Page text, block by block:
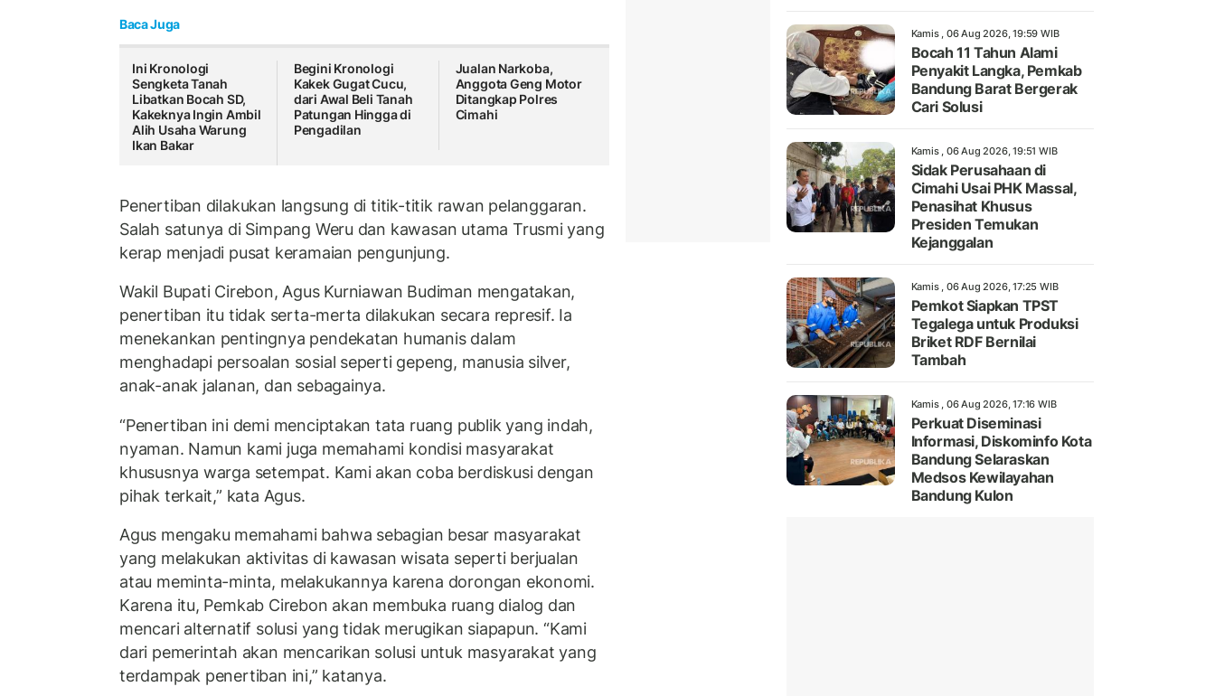
Baca Juga
Ini Kronologi
Sengketa Tanah
Libatkan Bocah SD,
Kakeknya Ingin Ambil
Alih Usaha Warung
Ikan Bakar
Begini Kronologi
Kakek Gugat Cucu,
dari Awal Beli Tanah
Patungan Hingga di
Pengadilan
Jualan Narkoba,
Anggota Geng Motor
Ditangkap Polres
Cimahi
Penertiban dilakukan langsung di titik-titik rawan pelanggaran.
Salah satunya di Simpang Weru dan kawasan utama Trusmi yang
kerap menjadi pusat keramaian pengunjung.
Wakil Bupati Cirebon, Agus Kurniawan Budiman mengatakan,
penertiban itu tidak serta-merta dilakukan secara represif. Ia
menekankan pentingnya pendekatan humanis dalam
menghadapi persoalan sosial seperti gepeng, manusia silver,
anak-anak jalanan, dan sebagainya.
“Penertiban ini demi menciptakan tata ruang publik yang indah,
nyaman. Namun kami juga memahami kondisi masyarakat
khususnya warga setempat. Kami akan coba berdiskusi dengan
pihak terkait,” kata Agus.
Agus mengaku memahami bahwa sebagian besar masyarakat
yang melakukan aktivitas di kawasan wisata seperti berjualan
atau meminta-minta, melakukannya karena dorongan ekonomi.
Karena itu, Pemkab Cirebon akan membuka ruang dialog dan
mencari alternatif solusi yang tidak merugikan siapapun. “Kami
dari pemerintah akan mencarikan solusi untuk masyarakat yang
terdampak penertiban ini,” katanya.
Kamis , 06 Aug 2026, 19:59 WIB
Bocah 11 Tahun Alami
Penyakit Langka, Pemkab
Bandung Barat Bergerak
Cari Solusi
Kamis , 06 Aug 2026, 19:51 WIB
Sidak Perusahaan di
Cimahi Usai PHK Massal,
Penasihat Khusus
Presiden Temukan
Kejanggalan
Kamis , 06 Aug 2026, 17:25 WIB
Pemkot Siapkan TPST
Tegalega untuk Produksi
Briket RDF Bernilai
Tambah
Kamis , 06 Aug 2026, 17:16 WIB
Perkuat Diseminasi
Informasi, Diskominfo Kota
Bandung Selaraskan
Medsos Kewilayahan
Bandung Kulon